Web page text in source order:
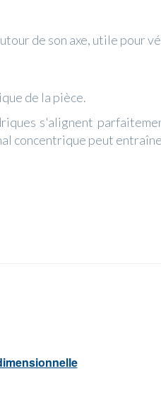
de son axe, utile pour
de la pièce.
s'alignent
concentrique peut